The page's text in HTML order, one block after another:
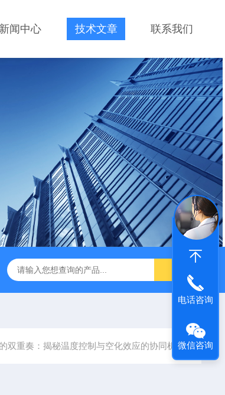
新闻中心 技术文章 联系我们
1001A 数控超声波清洗机SCQ-250B1
双重奏：揭秘温度控制与空化效应的协同机制
电话咨询
微信咨询